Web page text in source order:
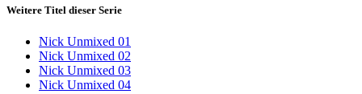
Weitere Titel dieser Serie
Nick Unmixed 01
Nick Unmixed 02
Nick Unmixed 03
Nick Unmixed 04